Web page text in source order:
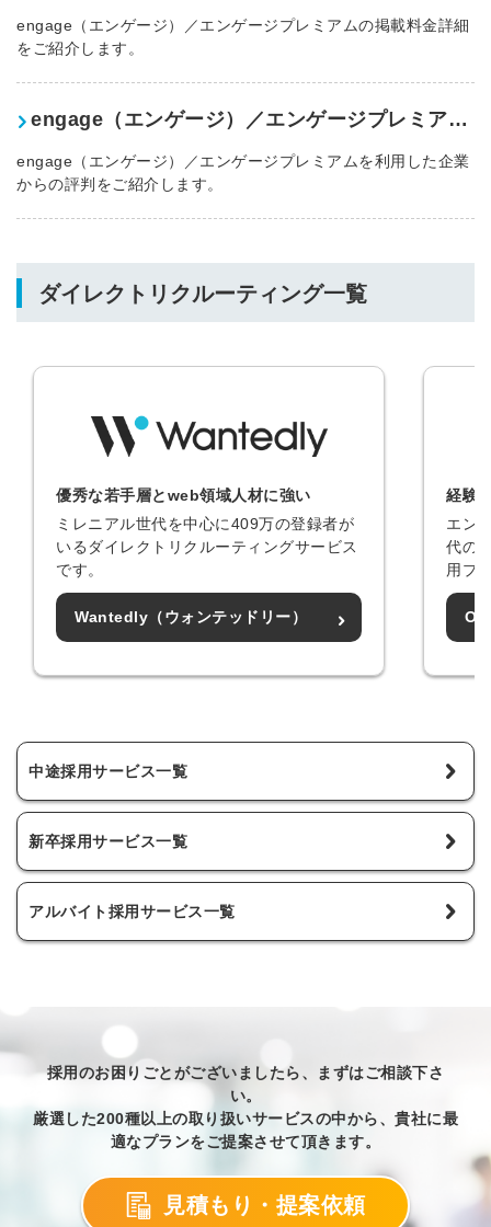
engage（エンゲージ）／エンゲージプレミアムの掲載料金詳細
をご紹介します。
engage（エンゲージ）／エンゲージプレミアムの評判
engage（エンゲージ）／エンゲージプレミアムを利用した企業
からの評判をご紹介します。
ダイレクトリクルーティング一覧
優秀な若手層とweb領域人材に強い
ミレニアル世代を中心に409万の登録者が
いるダイレクトリクルーティングサービス
です。
Wantedly（ウォンテッドリー）
経験3
エン
代の
用プ
中途採用サービス一覧
新卒採用サービス一覧
アルバイト採用サービス一覧
採用のお困りごとがございましたら、まずはご相談下さ
い。
厳選した200種以上の取り扱いサービスの中から、貴社に最
適なプランをご提案させて頂きます。
見積もり・提案依頼